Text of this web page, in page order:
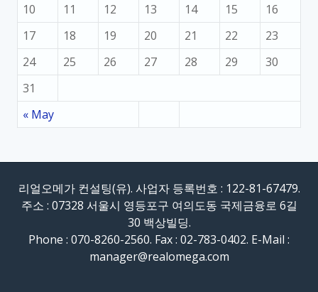
« May
10
11 12 13 14 15
16
17
18 19 20 21 22
23
24
25 26 27 28 29
30
31
리얼오메가 컨설팅(유). 사업자 등록번호 : 122-81-67479.
주소 : 07328 서울시 영등포구 여의도동 국제금융로 6길
30 백상빌딩.
Phone : 070-8260-2560. Fax : 02-783-0402. E-Mail :
manager@realomega.com